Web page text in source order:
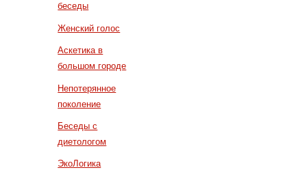
беседы
Женский голос
Аскетика в
большом городе
Непотерянное
поколение
Беседы с
диетологом
ЭкоЛогика